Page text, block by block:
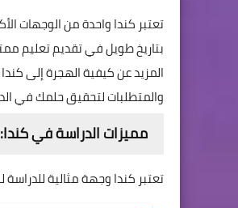
تعتبر كندا واحدة من الوجهات
بتاريخ طويل في تقديم تعليم
المزيد عن كيفية الهجرة إلى
والمتطلبات لتحقيق حلمك في
مميزات الدراسة في كندا:
تعتبر كندا وجهة مثالية